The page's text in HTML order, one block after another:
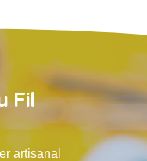
Fil
artisanal